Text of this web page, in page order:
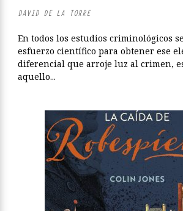
DAVID DE LA TORRE
En todos los estudios criminológicos
esfuerzo científico para obtener ese
diferencial que arroje luz al crimen,
aquello...